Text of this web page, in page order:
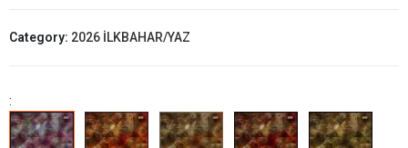
Category: 2026 İLKBAHAR/YAZ
: